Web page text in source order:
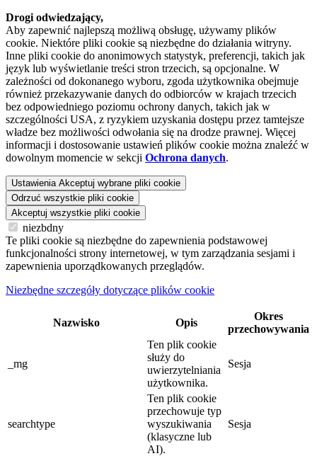
Drogi odwiedzający,
Aby zapewnić najlepszą możliwą obsługę, używamy plików
cookie. Niektóre pliki cookie są niezbędne do działania witryny.
Inne pliki cookie do anonimowych statystyk, preferencji, takich jak
język lub wyświetlanie treści stron trzecich, są opcjonalne. W
zależności od dokonanego wyboru, zgoda użytkownika obejmuje
również przekazywanie danych do odbiorców w krajach trzecich
bez odpowiedniego poziomu ochrony danych, takich jak w
szczególności USA, z ryzykiem uzyskania dostępu przez tamtejsze
władze bez możliwości odwołania się na drodze prawnej. Więcej
informacji i dostosowanie ustawień plików cookie można znaleźć w
dowolnym momencie w sekcji Ochrona danych.
Ustawienia Akceptuj wybrane pliki cookie
Odrzuć wszystkie pliki cookie
Akceptuj wszystkie pliki cookie
niezbdny
Te pliki cookie są niezbędne do zapewnienia podstawowej
funkcjonalności strony internetowej, w tym zarządzania sesjami i
zapewnienia uporządkowanych przeglądów.
Niezbędne szczegóły dotyczące plików cookie
Nazwisko Opis
Okres
przechowywania
_mg
Ten plik cookie
służy do
uwierzytelniania
użytkownika.
Sesja
searchtype
Ten plik cookie
przechowuje typ
wyszukiwania
(klasyczne lub
AI).
Sesja